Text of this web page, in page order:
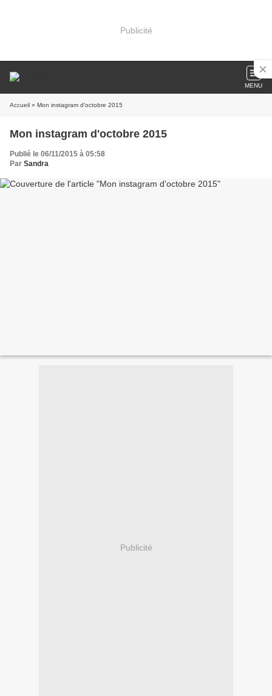
Publicité
MENU
Accueil » Mon instagram d'octobre 2015
Mon instagram d'octobre 2015
Publié le 06/11/2015 à 05:58
Par Sandra
Publicité